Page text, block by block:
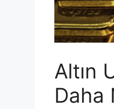
Altın
Daha